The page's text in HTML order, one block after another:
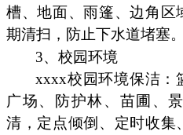
槽、地面、雨篷、边角区
期清扫，防止下水道堵塞。
3、校园环境
xxxx校园环境保洁：
广场、防护林、苗圃、
清，定点倾倒、定时收集